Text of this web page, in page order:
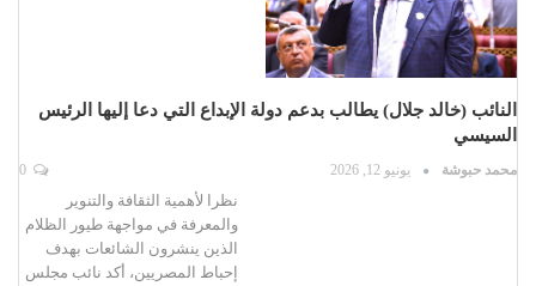
النائب (خالد جلال) يطالب بدعم دولة الإبداع التي دعا إليها الرئيس
السيسي
محمد حبوشة يونيو 12, 2026
نظرا لأهمية الثقافة والتنوير
والمعرفة في مواجهة طيور الظلام
الذين ينشرون الشائعات بهدف
إحباط المصريين، أكد نائب مجلس